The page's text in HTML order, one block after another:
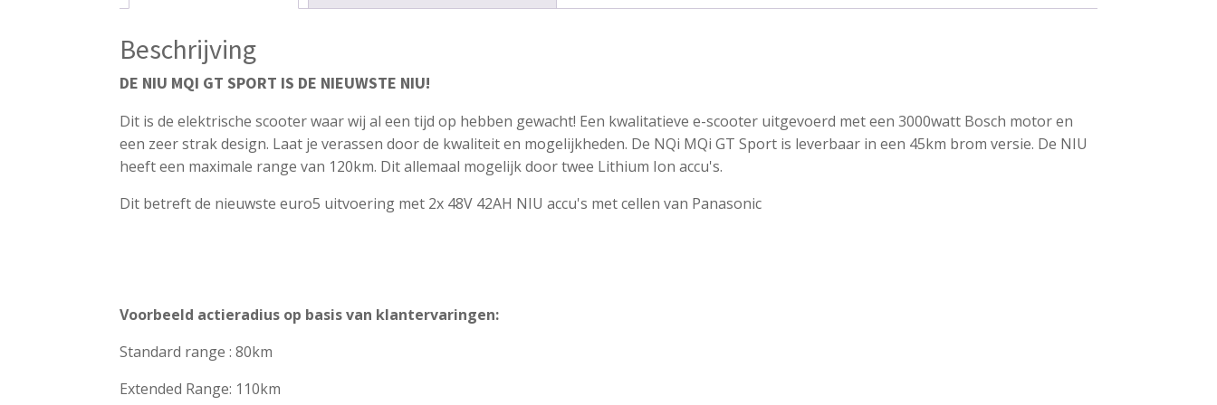
Beschrijving
DE NIU MQI GT SPORT IS DE NIEUWSTE NIU!
Dit is de elektrische scooter waar wij al een tijd op hebben gewacht! Een kwalitatieve e-scooter uitgevoerd met een 3000watt Bosch motor en
een zeer strak design. Laat je verassen door de kwaliteit en mogelijkheden. De NQi MQi GT Sport is leverbaar in een 45km brom versie. De NIU
heeft een maximale range van 120km. Dit allemaal mogelijk door twee Lithium Ion accu's.
Dit betreft de nieuwste euro5 uitvoering met 2x 48V 42AH NIU accu's met cellen van Panasonic
Voorbeeld actieradius op basis van klantervaringen:
Standard range : 80km
Extended Range: 110km